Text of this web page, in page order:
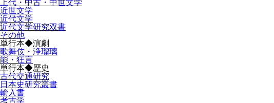
上代・中古・中世文学
近世文学
近代文学
近代文学研究双書
その他
単行本◆演劇
歌舞伎・浄瑠璃
能・狂言
単行本◆歴史
古代交通研究
日本史研究叢書
輸入書
考古学